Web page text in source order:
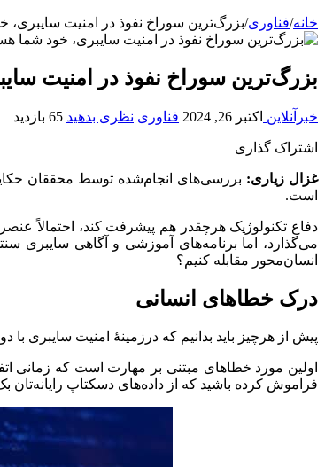
خانه/فناوری/بزرگ‌ترین سوراخ نفوذ در امنیت سایبری،
بزرگ‌ترین سوراخ نفوذ در امنیت
خبرآنلاین اکتبر 26, 2024 فناوری نظری بدهید 65 بازدید
اشتراک گذاری
غزال زیاری:
است.
دفاع تکنولوژیک هرچقدر هم پیشرفت کند، احتمالاً
می‌گذارد، اما برنامه‌های آموزشی و آگاهی سایبری
انسان‌محور مقابله کنیم؟
درک خطاهای انسانی
پیش از هرچیز باید بدانیم که درزمینهٔ امنیت سایبری
اولین مورد خطاهای مبتنی بر مهارت است که زمانی
فراموش کرده باشید که از داده‌های دسکتاپ رایانه‌تان